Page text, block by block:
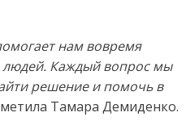
нам вовремя
людей. Каждый вопрос мы
решение и помочь в
Тамара Демиденко.